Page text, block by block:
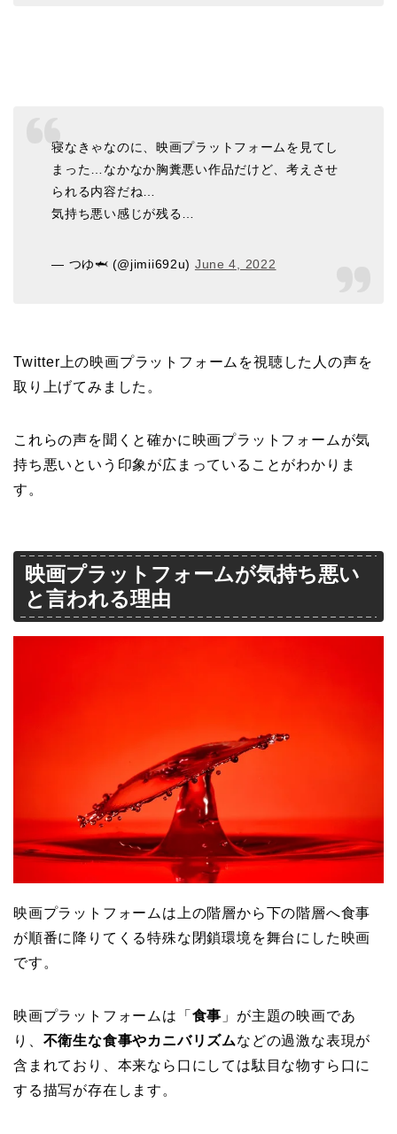
寝なきゃなのに、映画プラットフォームを見てし
まった…なかなか胸糞悪い作品だけど、考えさせ
られる内容だね…
気持ち悪い感じが残る…
— つゆ🦈 (@jimii692u) June 4, 2022
Twitter上の映画プラットフォームを視聴した人の声を
取り上げてみました。
これらの声を聞くと確かに映画プラットフォームが気
持ち悪いという印象が広まっていることがわかりま
す。
映画プラットフォームが気持ち悪い
と言われる理由
映画プラットフォームは上の階層から下の階層へ食事
が順番に降りてくる特殊な閉鎖環境を舞台にした映画
です。
映画プラットフォームは「 食事 」が主題の映画であ
り、 不衛生な食事やカニバリズムなどの過激な表現が
含まれており、本来なら口にしては駄目な物すら口に
する描写が存在します。